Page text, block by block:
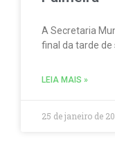
A Secretaria
final da tarde
LEIA MAIS »
25 de janeiro de